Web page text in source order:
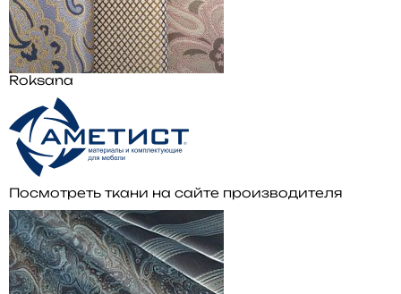
Roksana
Посмотреть ткани на сайте производителя